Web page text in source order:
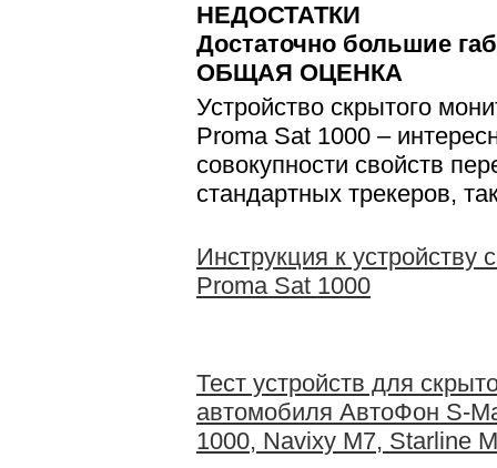
НЕДОСТАТКИ
Достаточно большие
ОБЩАЯ ОЦЕНКА
Устройство скрытого
Proma Sat 1000 –
совокупности свойств
стандартных трекеров,
Инструкция к устройству
Proma Sat 1000
Тест устройств для
автомобиля АвтоФон S-
1000, Navixy M7, Starline